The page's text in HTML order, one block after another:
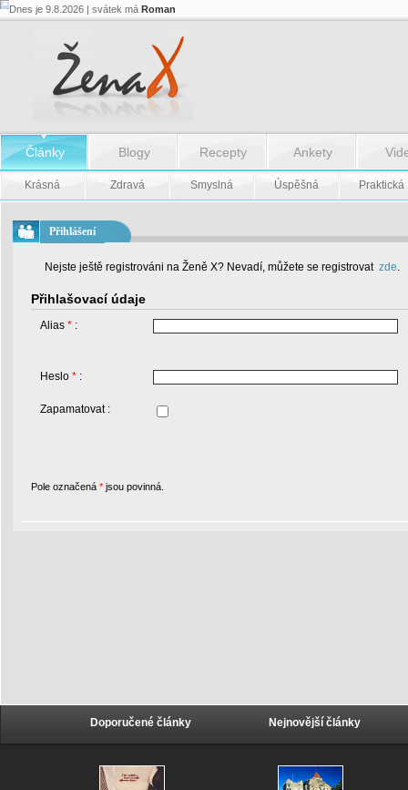
Dnes je 9.8.2026 | svátek má Roman
Články Blogy Recepty Ankety
Krásná Zdravá Smyslná Úspěšná Praktická
Přihlášení
Nejste ještě registrováni na Ženě X? Nevadí, můžete se registrovat zde.
Přihlašovací údaje
Alias * :
Heslo * :
Zapamatovat :
Pole označená * jsou povinná.
Doporučené články Nejnovější články